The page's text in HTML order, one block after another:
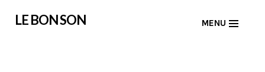
LE BON SON MENU